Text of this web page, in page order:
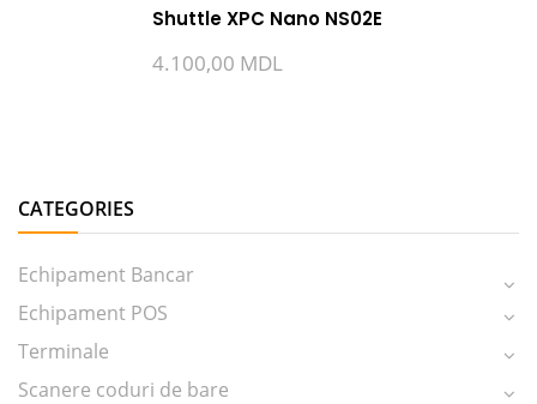
CATEGORIES
Echipament Bancar
Echipament POS
Terminale
Scanere coduri de bare
Shuttle XPC Nano NS02E
4.100,00 MDL